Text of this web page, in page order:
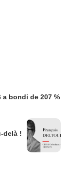
bondi de 207 %
delà !